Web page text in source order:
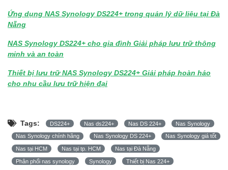
Ứng dụng NAS Synology DS224+ trong quản lý dữ liệu tại Đà
Nẵng
NAS Synology DS224+ cho gia đình Giải pháp lưu trữ thông
minh và an toàn
Thiết bị lưu trữ NAS Synology DS224+ Giải pháp hoàn hảo
cho nhu cầu lưu trữ hiện đại
Tags: DS224+ Nas ds224+ Nas DS 224+ Nas Synology
Nas Synology chính hãng Nas Synology DS 224+ Nas Synology giá tốt
Nas tại HCM Nas tại tp. HCM Nas tại Đà Nẵng
Phân phối nas synology Synology Thiết bị Nas 224+